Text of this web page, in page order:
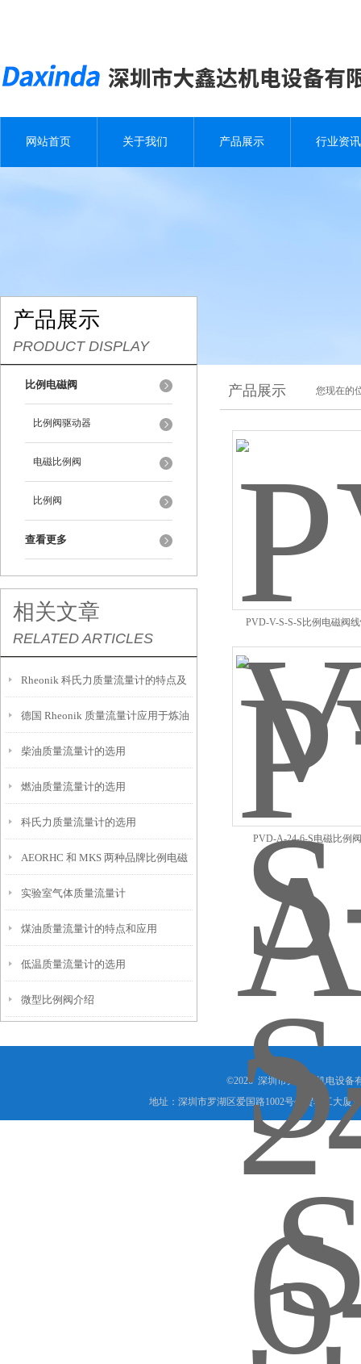
网站首页 关于我们 产品展示 行业资讯
产品展示
PRODUCT DISPLAY
比例电磁阀
比例阀驱动器
电磁比例阀
比例阀
查看更多
相关文章
RELATED ARTICLES
Rheonik 科氏力质量流量计的特点及
应用
德国 Rheonik 质量流量计应用于炼油
厂
柴油质量流量计的选用
燃油质量流量计的选用
科氏力质量流量计的选用
AEORHC 和 MKS 两种品牌比例电磁
阀的比较
实验室气体质量流量计
煤油质量流量计的特点和应用
低温质量流量计的选用
微型比例阀介绍
产品展示 您现在的
PVD-V-S-S-S比例电磁阀
PVD-A-24-6-S电磁比例
©2026 深圳市大鑫达机电设备
地址：深圳市罗湖区爱国路1002号外贸轻工大厦